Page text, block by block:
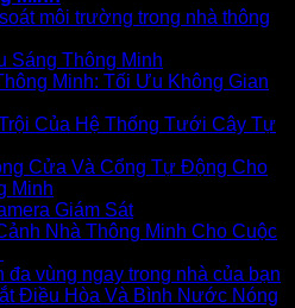
môi trường trong nhà thông
Sáng Thông Minh
Minh: Tối Ưu Không Gian
Của Hệ Thống Tưới Cây Tự
Cửa Và Cổng Tự Động Cho
Minh
Giám Sát
Nhà Thông Minh Cho Cuộc
đa vùng ngay trong nhà của bạn
Điều Hòa Và Bình Nước Nóng